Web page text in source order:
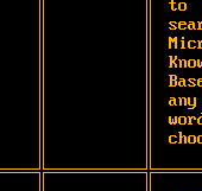
to
any